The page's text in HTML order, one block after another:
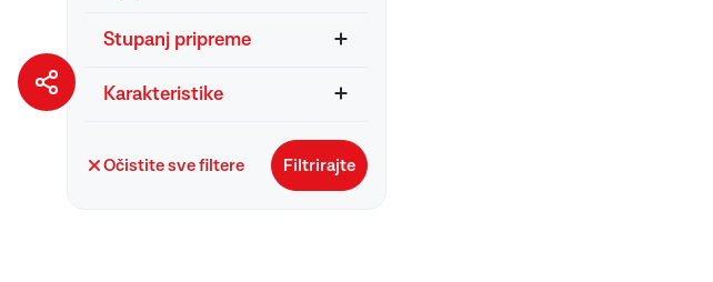
Stupanj pripreme
Karakteristike
Očistite sve filtere Filtrirajte